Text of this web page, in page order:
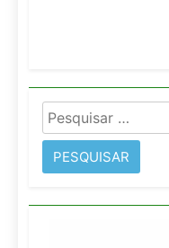
Pesquisar
por: